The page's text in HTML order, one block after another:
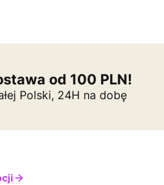
od 100 PLN!
Polski, 24H na dobę